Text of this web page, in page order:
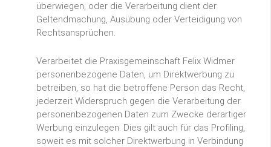
überwiegen, oder die Verarbeitung dient der
Geltendmachung, Ausübung oder Verteidigung von
Rechtsansprüchen.
Verarbeitet die Praxisgemeinschaft Felix Widmer
personenbezogene Daten, um Direktwerbung zu
betreiben, so hat die betroffene Person das Recht,
jederzeit Widerspruch gegen die Verarbeitung der
personenbezogenen Daten zum Zwecke derartiger
Werbung einzulegen. Dies gilt auch für das Profiling,
soweit es mit solcher Direktwerbung in Verbindung